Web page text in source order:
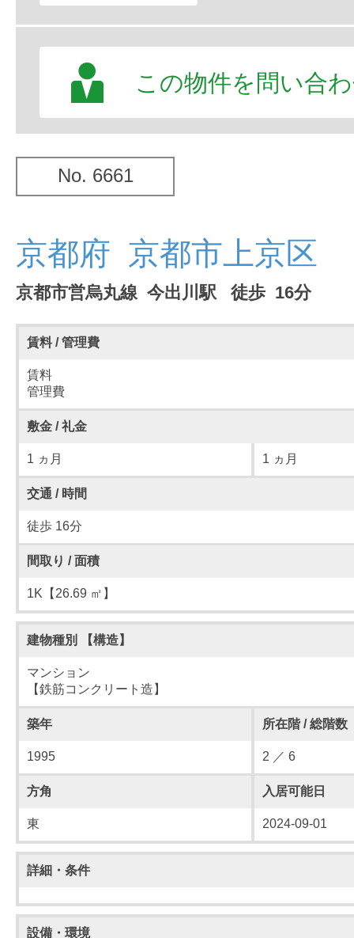
この物件を問い合
No. 6661
京都府 京都市上京区
京都市営烏丸線 今出川駅 徒歩 16分
賃料 / 管理費
賃料
管理費
敷金 / 礼金
1 ヵ月 1 ヵ月
交通 / 時間
徒歩 16分
間取り / 面積
1K【26.69 ㎡】
建物種別 【構造】
マンション
【鉄筋コンクリート造】
築年 所在階 / 総階数
1995 2 ／ 6
方角 入居可能日
東 2024-09-01
詳細・条件
設備・環境